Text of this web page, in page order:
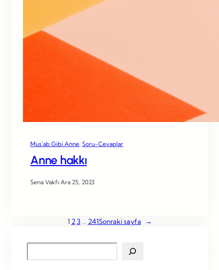
Mus’ab Gibi Anne Soru-Cevaplar
Anne hakkı
Sena Vakfı·Ara 25, 2023
1 23 … 241Sonraki sayfa →
e